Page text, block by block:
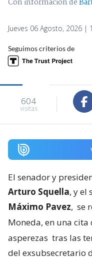
Con información de
Jueves 06 Agosto, 2026 |
Seguimos criterios de
604
visitas
El senador y
Arturo Squella, y el
Máximo Pavez, se
Moneda, en una
asperezas tras las
del exsubsecretario